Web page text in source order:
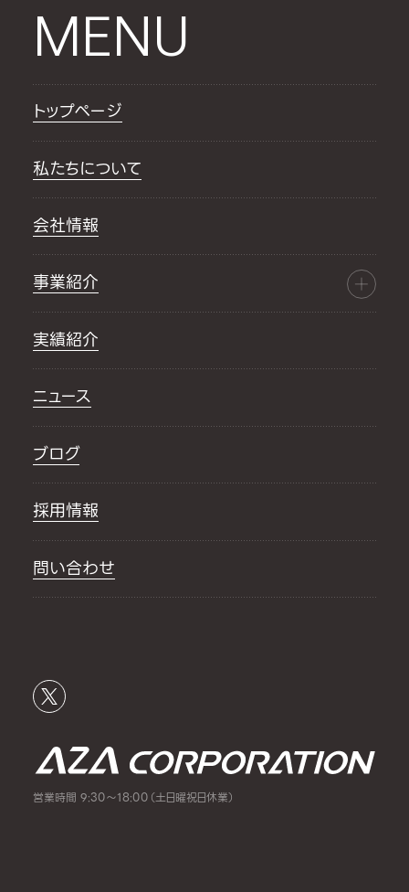
MENU
トップページ
私たちについて
会社情報
事業紹介
実績紹介
ニュース
ブログ
採用情報
問い合わせ
営業時間 9:30～18:00（土日曜祝日休業）